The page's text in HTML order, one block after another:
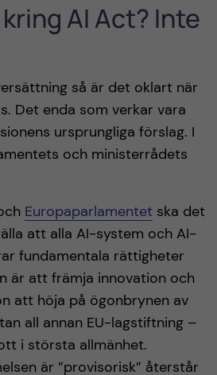
AI Act? Inte
så är det oklart när
Det enda som verkar vara
ursprungliga förslag. I
och ministerrådets
Europaparlamentet ska det
att alla AI-system och AI-
fundamentala rättigheter
är att främja innovation och
att höja på ögonbrynen av
all annan EU-lagstiftning –
i största allmänhet.
är ”provisorisk” återstår